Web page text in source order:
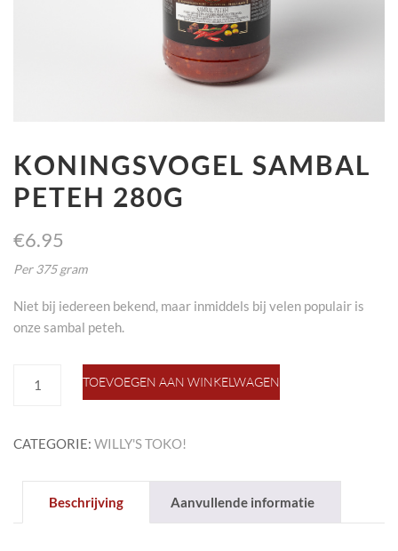
KONINGSVOGEL SAMBAL
PETEH 280G
€6.95
Per 375 gram
Niet bij iedereen bekend, maar inmiddels bij velen populair is
onze sambal peteh.
sambal
aantal
TOEVOEGEN AAN WINKELWAGEN
CATEGORIE: WILLY'S TOKO!
Beschrijving Aanvullende informatie